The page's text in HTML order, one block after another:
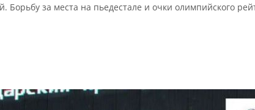
Борьбу за места на пьедестале и очки олимпийского